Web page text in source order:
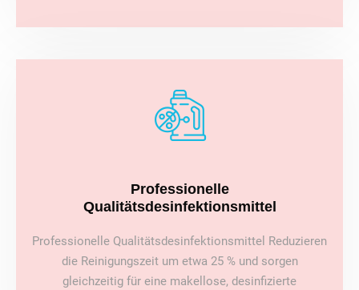
Professionelle
Qualitätsdesinfektionsmittel
Professionelle Qualitätsdesinfektionsmittel Reduzieren
die Reinigungszeit um etwa 25 % und sorgen
gleichzeitig für eine makellose, desinfizierte